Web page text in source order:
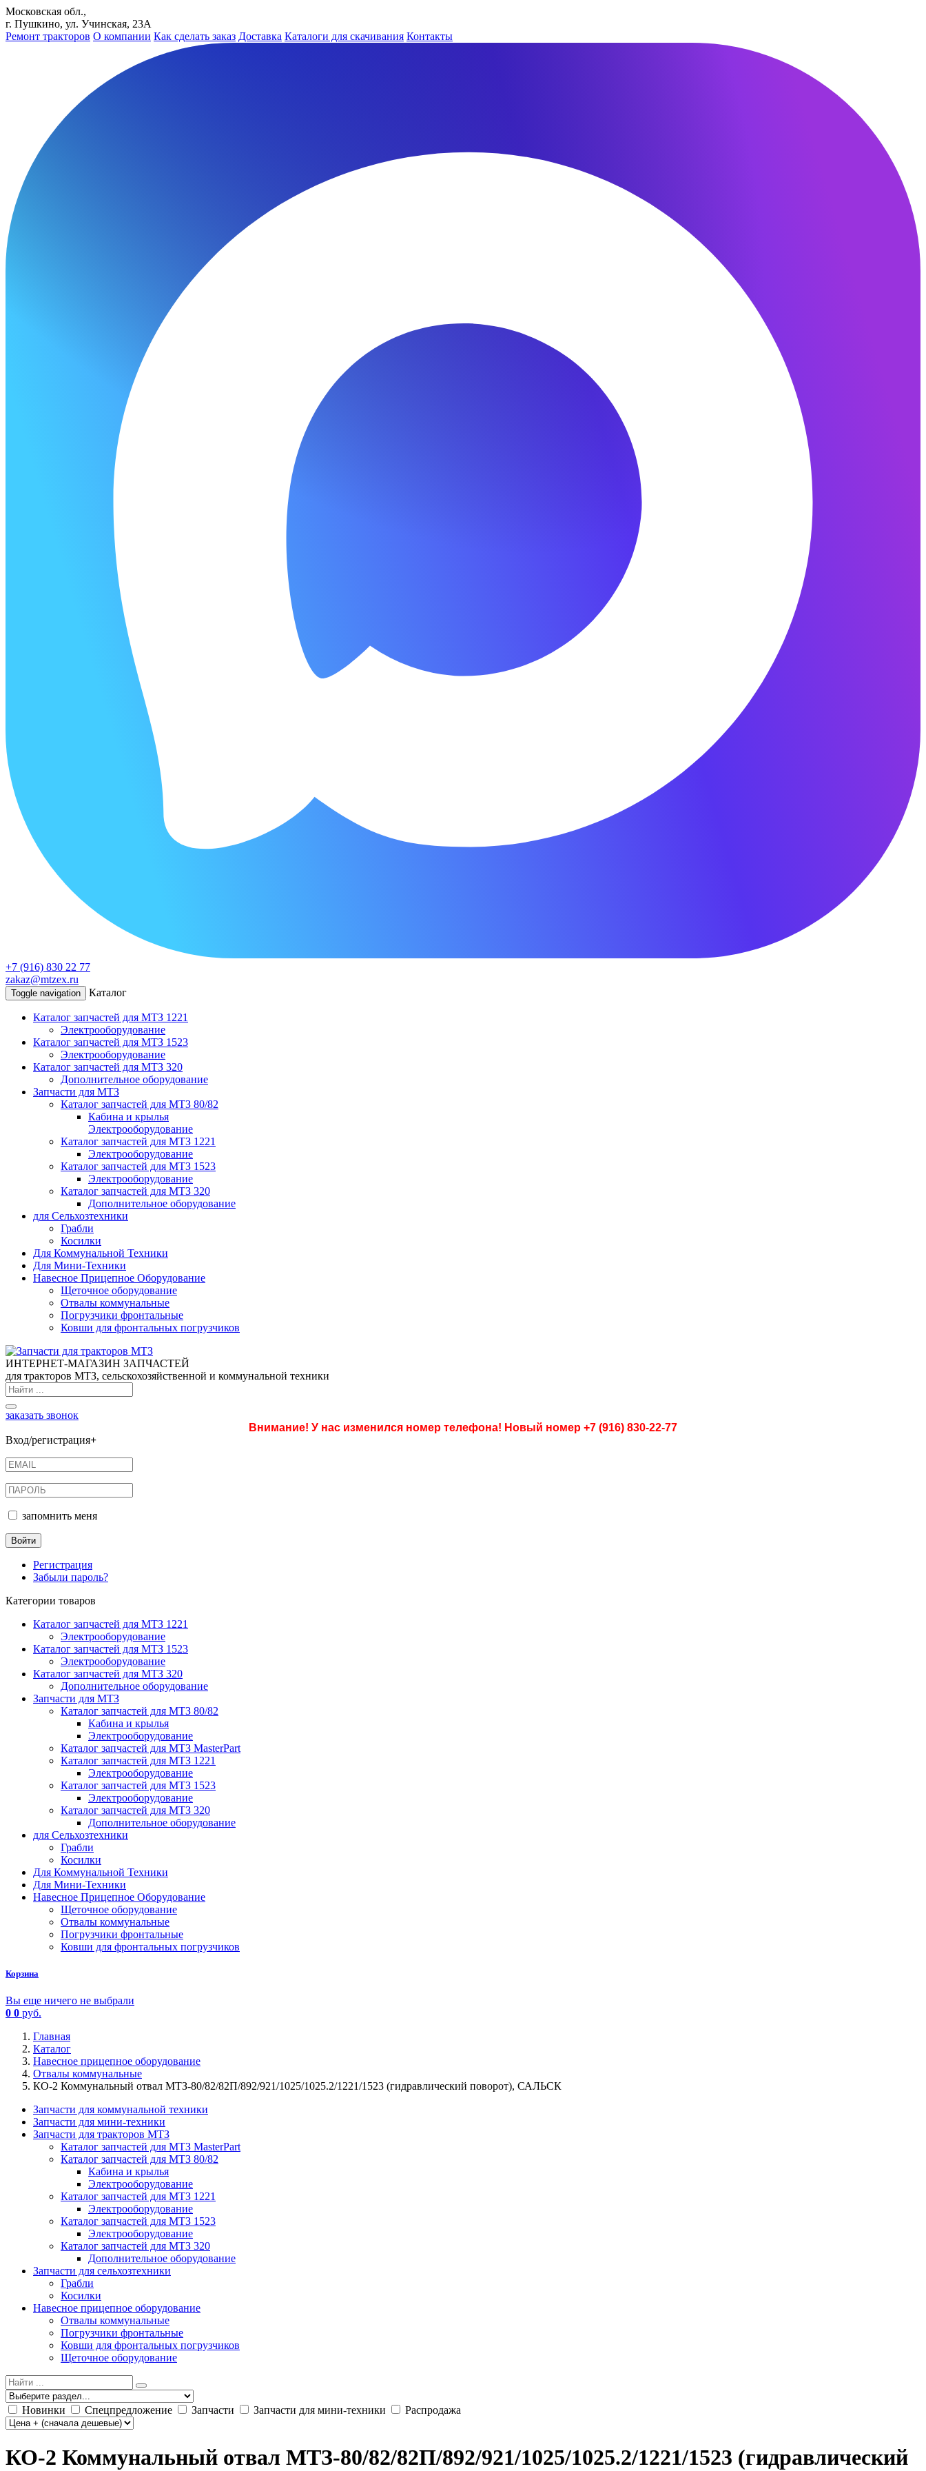
Московская обл.,
г. Пушкино, ул. Учинская, 23А
Ремонт тракторов О компании Как сделать заказ Доставка Каталоги для скачивания Контакты
+7 (916) 830 22 77
zakaz@mtzex.ru
Toggle navigation Каталог
Каталог запчастей для МТЗ 1221
Электрооборудование
Каталог запчастей для МТЗ 1523
Электрооборудование
Каталог запчастей для МТЗ 320
Дополнительное оборудование
Запчасти для МТЗ
Каталог запчастей для МТЗ 80/82
Кабина и крылья
Электрооборудование
Каталог запчастей для МТЗ 1221
Электрооборудование
Каталог запчастей для МТЗ 1523
Электрооборудование
Каталог запчастей для МТЗ 320
Дополнительное оборудование
для Сельхозтехники
Грабли
Косилки
Для Коммунальной Техники
Для Мини-Техники
Навесное Прицепное Оборудование
Щеточное оборудование
Отвалы коммунальные
Погрузчики фронтальные
Ковши для фронтальных погрузчиков
ИНТЕРНЕТ-МАГАЗИН ЗАПЧАСТЕЙ
для тракторов МТЗ, сельскохозяйственной и коммунальной техники
заказать звонок
Внимание! У нас изменился номер телефона! Новый номер +7 (916) 830-22-77
Вход/регистрация+
запомнить меня
Регистрация
Забыли пароль?
Категории товаров
Каталог запчастей для МТЗ 1221
Электрооборудование
Каталог запчастей для МТЗ 1523
Электрооборудование
Каталог запчастей для МТЗ 320
Дополнительное оборудование
Запчасти для МТЗ
Каталог запчастей для МТЗ 80/82
Кабина и крылья
Электрооборудование
Каталог запчастей для МТЗ MasterPart
Каталог запчастей для МТЗ 1221
Электрооборудование
Каталог запчастей для МТЗ 1523
Электрооборудование
Каталог запчастей для МТЗ 320
Дополнительное оборудование
для Сельхозтехники
Грабли
Косилки
Для Коммунальной Техники
Для Мини-Техники
Навесное Прицепное Оборудование
Щеточное оборудование
Отвалы коммунальные
Погрузчики фронтальные
Ковши для фронтальных погрузчиков
Корзина
Вы еще ничего не выбрали
0 0 руб.
Главная
Каталог
Навесное прицепное оборудование
Отвалы коммунальные
КО-2 Коммунальный отвал МТЗ-80/82/82П/892/921/1025/1025.2/1221/1523 (гидравлический поворот), САЛЬСК
Запчасти для коммунальной техники
Запчасти для мини-техники
Запчасти для тракторов МТЗ
Каталог запчастей для МТЗ MasterPart
Каталог запчастей для МТЗ 80/82
Кабина и крылья
Электрооборудование
Каталог запчастей для МТЗ 1221
Электрооборудование
Каталог запчастей для МТЗ 1523
Электрооборудование
Каталог запчастей для МТЗ 320
Дополнительное оборудование
Запчасти для сельхозтехники
Грабли
Косилки
Навесное прицепное оборудование
Отвалы коммунальные
Погрузчики фронтальные
Ковши для фронтальных погрузчиков
Щеточное оборудование
Новинки Спецпредложение Запчасти Запчасти для мини-техники Распродажа
КО-2 Коммунальный отвал МТЗ-80/82/82П/892/921/1025/1025.2/1221/1523 (гидравлический